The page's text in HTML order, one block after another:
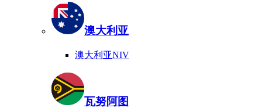
澳大利亚
澳大利亚NIV
瓦努阿图